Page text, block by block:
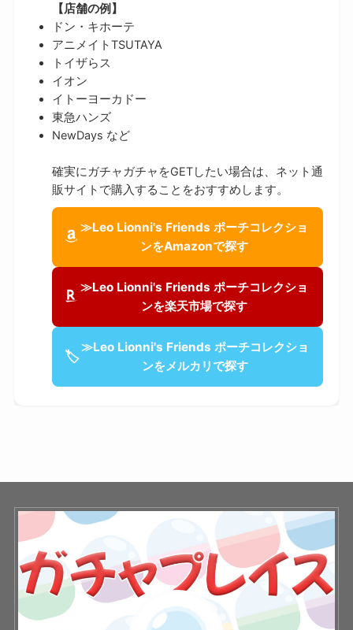
【店舗の例】
ドン・キホーテ
アニメイトTSUTAYA
トイザらス
イオン
イトーヨーカドー
東急ハンズ
NewDays など
確実にガチャガチャをGETしたい場合は、ネット通
販サイトで購入することをおすすめします。
≫Leo Lionni's Friends ポーチコレクショ
ンをAmazonで探す
≫Leo Lionni's Friends ポーチコレクショ
ンを楽天市場で探す
🏷
≫Leo Lionni's Friends ポーチコレクショ
ンをメルカリで探す